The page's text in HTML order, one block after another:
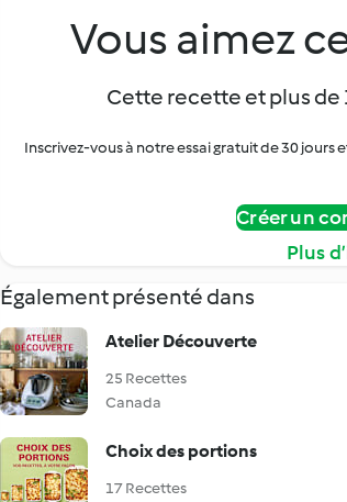
Vous aimez
Cette recette et plus de
Inscrivez-vous à notre essai gratuit de 30
Créer un
Plus
Également présenté dans
Atelier Découverte
25 Recettes
Canada
Choix des portions
17 Recettes